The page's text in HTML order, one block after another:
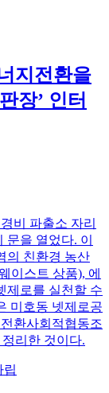
지전환을
장’ 인터
비 파출소 자리
을 열었다. 이
의 친환경 농산
이스트 상품), 에
제로를 실천할 수
미호동 넷제로공
환사회적협동조
리한 것이다.
립